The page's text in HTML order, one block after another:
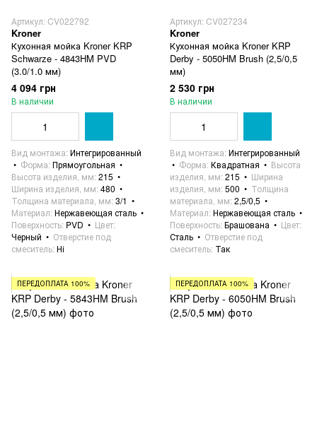
Артикул: CV022792
Kroner
Кухонная мойка Kroner KRP
Schwarze - 4843HM PVD
(3.0/1.0 мм)
4 094 грн
В наличии
Вид монтажа Интегрированный
Форма Прямоугольная
Высота изделия, мм 215
Ширина изделия, мм 480
Толщина материала, мм 3/1
Материал Нержавеющая сталь
Поверхность PVD
Цвет
Черный
Отверстие под
смеситель Ні
Артикул: CV027234
Kroner
Кухонная мойка Kroner KRP
Derby - 5050HM Brush (2,5/0,5
мм)
2 530 грн
В наличии
Вид монтажа Интегрированный
Форма Квадратная
Высота
изделия, мм 215
Ширина
изделия, мм 500
Толщина
материала, мм 2,5/0,5
Материал Нержавеющая сталь
Поверхность Брашована
Цвет
Сталь
Отверстие под
смеситель Так
ПЕРЕДОПЛАТА 100% ПЕРЕДОПЛАТА 100%